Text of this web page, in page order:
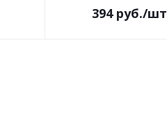
394руб./шт